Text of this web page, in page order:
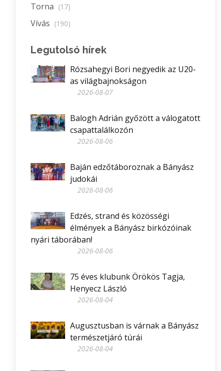
Torna (17)
Vívás (190)
Legutolsó hírek
Rózsahegyi Bori negyedik az U20-
as világbajnokságon
2026-08-07
Balogh Adrián győzött a válogatott
csapattalálkozón
2026-08-06
Baján edzőtáboroznak a Bányász
judokái
2026-08-06
Edzés, strand és közösségi
élmények a Bányász birkózóinak
nyári táborában!
2026-08-06
75 éves klubunk Örökös Tagja,
Henyecz László
2026-08-04
Augusztusban is várnak a Bányász
természetjáró túrái
2026-08-04